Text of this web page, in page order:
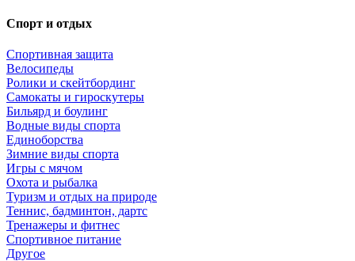
Спорт и отдых
Спортивная защита
Велосипеды
Ролики и скейтбординг
Самокаты и гироскутеры
Бильярд и боулинг
Водные виды спорта
Единоборства
Зимние виды спорта
Игры с мячом
Охота и рыбалка
Туризм и отдых на природе
Теннис, бадминтон, дартс
Тренажеры и фитнес
Спортивное питание
Другое